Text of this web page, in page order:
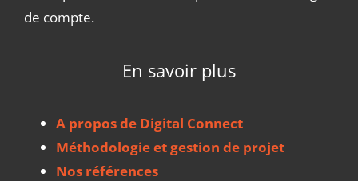
de compte.
En savoir plus
A propos de Digital Connect
Méthodologie et gestion de projet
Nos références